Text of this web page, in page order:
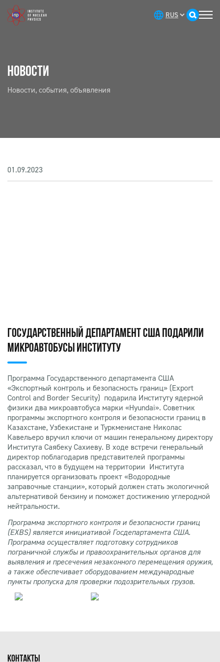
НОВОСТИ
Новости, события, объявления
01.09.2023
ГОСУДАРСТВЕННЫЙ ДЕПАРТАМЕНТ США ПОДАРИЛИ
МИКРОАВТОБУСЫ ИНСТИТУТУ
Программа Государственного департамента США
«Экспортный контроль и безопасность границ» (Export
Control and Border Security) подарила Институту ядерной
физики два микроавтобуса марки «Нyundai». Советник
программы экспортного контроля и безопасности границ в
Казахстане, Узбекистане и Туркменистане Николас
Кавельеро вручил ключи от машин генеральному директору
Института Саябеку Сахиеву. В ходе встречи генеральный
директор поблагодарив представителей программы
рассказал, что в будущем на территории Института
планируется организовать проект «Водородные
заправочные станции», который должен стать экологичной
альтернативой бензину и поможет достижению углеродной
нейтральности.
Программа экспортного контроля и безопасности границ
(EXBS) является инициативой Госдепартамента США.
Программа осуществляет подготовку сотрудников
пограничной службы и правоохранительных органов для
выявления и пресечения незаконного перемещения оружия,
а также обеспечивает оборудованием международные
пункты пропуска для проверки подозрительных грузов.
КОНТАКТЫ